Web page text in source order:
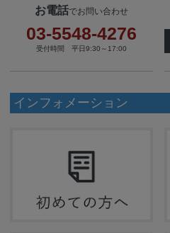
お電話でお問い合わせ
03-5548-4276
受付時間 平日9:30～17:00
インフォメーション